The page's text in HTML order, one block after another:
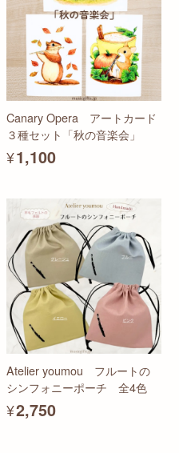
Canary Opera アートカード
３種セット「秋の音楽会」
¥1,100
Atelier youmou フルートの
シンフォニーポーチ 全4色
¥2,750